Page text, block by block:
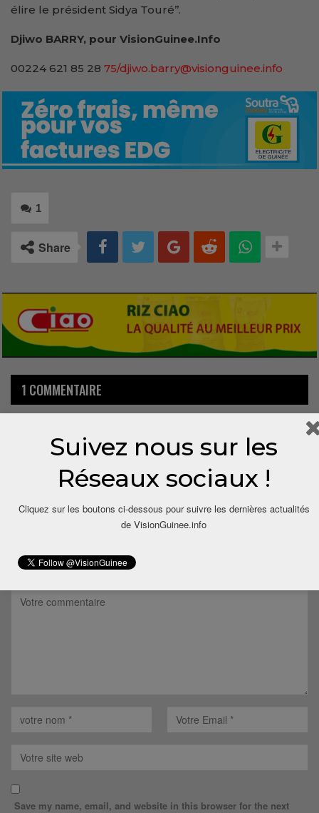
élire le président Sidya Touré’’.
Djiwo BARRY, pour VisionGuinee.Info
00224 621 85 28 75/djiwo.barry@visionguinee.info
1
Share
1 COMMENTAIRE
Samba Dierry 10 ans depuis
Ceci est une noble mission Monsieur Bangoura.
Répondre
LAISSER UN COMMENTAIRE
Votre adresse email ne sera pas publiée.
Save my name, email, and website in this browser for the next
Suivez nous sur les
Réseaux sociaux !
Cliquez sur les boutons ci-dessous pour suivre les dernières actualités
de VisionGuinee.info